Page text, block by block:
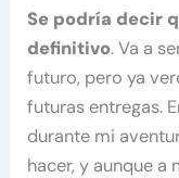
Se podría decir
definitivo. Va a
futuro, pero ya
futuras entregas.
durante mi
hacer, y aunque